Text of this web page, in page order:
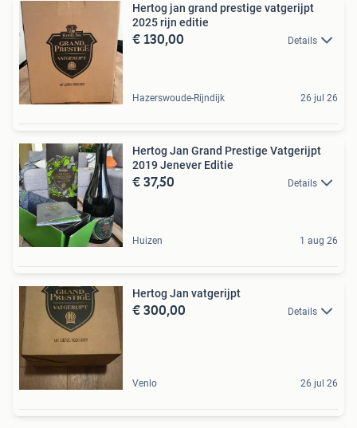
Hertog jan grand prestige vatgerijpt
2025 rijn editie
€ 130,00 Details
Hazerswoude-Rijndijk 26 jul 26
Hertog Jan Grand Prestige Vatgerijpt
2019 Jenever Editie
€ 37,50 Details
Huizen 1 aug 26
Hertog Jan vatgerijpt
€ 300,00 Details
Venlo 26 jul 26